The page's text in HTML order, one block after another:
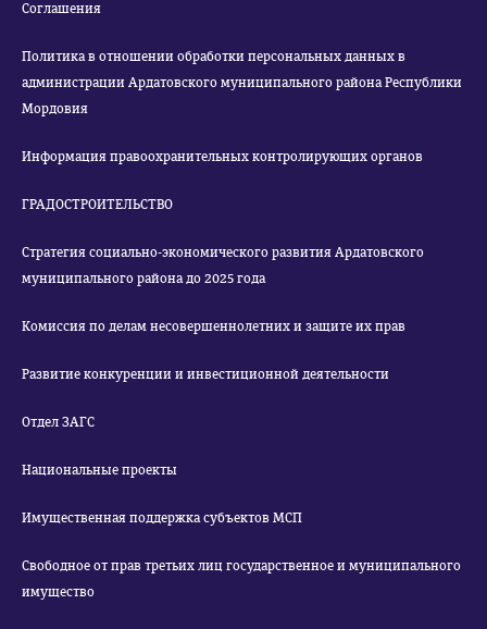
Соглашения
Политика в отношении обработки персональных данных в
администрации Ардатовского муниципального района Республики
Мордовия
Информация правоохранительных контролирующих органов
ГРАДОСТРОИТЕЛЬСТВО
Стратегия социально-экономического развития Ардатовского
муниципального района до 2025 года
Комиссия по делам несовершеннолетних и защите их прав
Развитие конкуренции и инвестиционной деятельности
Отдел ЗАГС
Национальные проекты
Имущественная поддержка субъектов МСП
Свободное от прав третьих лиц государственное и муниципального
имущество